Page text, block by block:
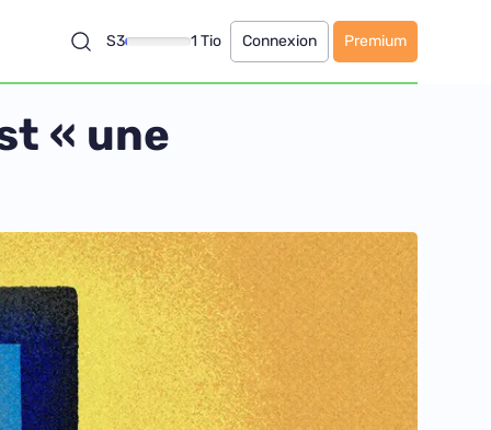
S3 1 Tio Connexion Premium
« une